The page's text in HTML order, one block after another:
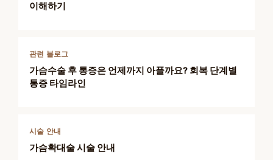
이해하기
관련 블로그
가슴수술 후 통증은 언제까지 아플까요? 회복 단계별
통증 타임라인
시술 안내
가슴확대술 시술 안내